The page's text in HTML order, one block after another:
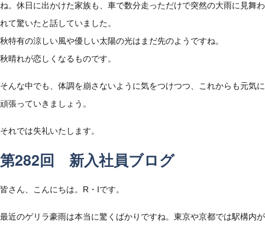
ね。休日に出かけた家族も、車で数分走っただけで突然の大雨に見舞わ
れて驚いたと話していました。
秋特有の涼しい風や優しい太陽の光はまだ先のようですね。
秋晴れが恋しくなるものです。
そんな中でも、体調を崩さないように気をつけつつ、これからも元気に
頑張っていきましょう。
それでは失礼いたします。
第282回 新入社員ブログ
皆さん、こんにちは。R・Iです。
最近のゲリラ豪雨は本当に驚くばかりですね。東京や京都では駅構内が